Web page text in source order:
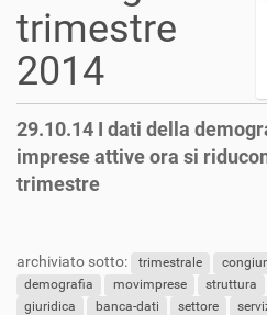
trimestre
2014
29.10.14 I dati della
imprese attive ora si
trimestre
archiviato sotto: trimestrale
demografia
movimprese struttura
giuridica
banca-dati settore